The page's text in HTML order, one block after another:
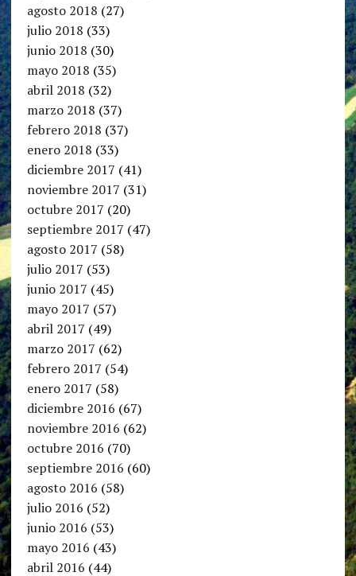
agosto 2018 (27)
julio 2018 (33)
junio 2018 (30)
mayo 2018 (35)
abril 2018 (32)
marzo 2018 (37)
febrero 2018 (37)
enero 2018 (33)
diciembre 2017 (41)
noviembre 2017 (31)
octubre 2017 (20)
septiembre 2017 (47)
agosto 2017 (58)
julio 2017 (53)
junio 2017 (45)
mayo 2017 (57)
abril 2017 (49)
marzo 2017 (62)
febrero 2017 (54)
enero 2017 (58)
diciembre 2016 (67)
noviembre 2016 (62)
octubre 2016 (70)
septiembre 2016 (60)
agosto 2016 (58)
julio 2016 (52)
junio 2016 (53)
mayo 2016 (43)
abril 2016 (44)